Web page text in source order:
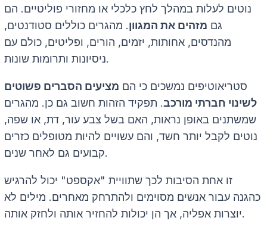
נוטים לעלות במהלך לחץ כלכלי או מחזורי פוליטיים. הם
גם מזהים את המגוון. מהגרים כוללים סטודנטים,
מהנדסים, אחותות, יזמים, הורים, ופליטים, כולם עם
ניסיונות ותרומות שונות.
סטריאוטיפים נמשכים כי הם מציעים הסברים פשוטים
לשינוי חברתי מורכב. תפקיד הזהות חשוב גם כן. מהגרים
שמשתנים באופן נראות, האם בשל צבע עור, דת, או שפה,
נוטים לקבל יותר חשד, והם עשויים להיות מטופלים כזרים
קבועים גם לאחר שנים.
זו אחת הסיבות לכך שתוויית "אקספט" יכול להרגיש
כהגנה עבור אנשים מסוימים ולהתרחק מאחרים. מילים לא
יוצרות אפליה, אך הן יכולות להחזיר אותה ולחזק אותה.